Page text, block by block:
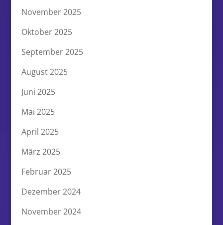
November 2025
Oktober 2025
September 2025
August 2025
Juni 2025
Mai 2025
April 2025
März 2025
Februar 2025
Dezember 2024
November 2024